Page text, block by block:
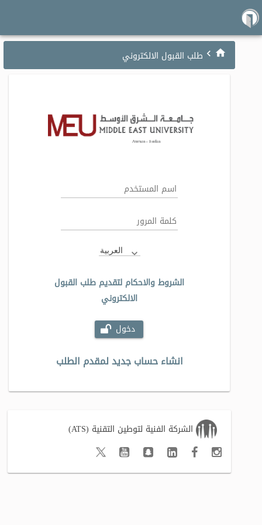
طلب القبول الالكتروني
العربية
الشروط والاحكام لتقديم طلب القبول
الالكتروني
دخول
انشاء حساب جديد لمقدم الطلب
الشركة الفنية لتوطين التقنية (ATS)